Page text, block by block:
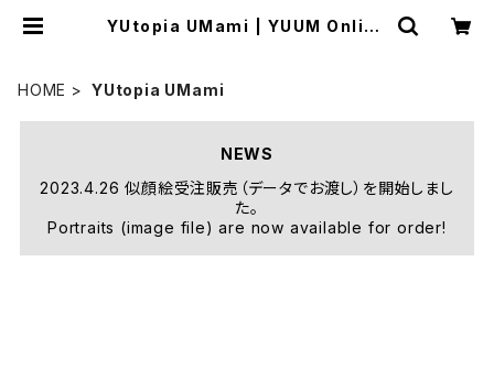
YUtopia UMami | YUUM Online
HOME YUtopia UMami
NEWS
2023.4.26 似顔絵受注販売（データでお渡し）を開始しまし
た。
Portraits (image file) are now available for order!